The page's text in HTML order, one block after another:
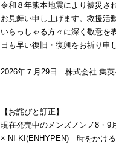
令和８年熊本地震により被災さ
お見舞い申し上げます。救援活
いらっしゃる方々に深く敬意を
日も早い復旧・復興をお祈り申
2026年７月29日 株式会社 集英
【お詫びと訂正】
現在発売中のメンズノンノ8・9
× NI-KI(ENHYPEN) 時をかけ